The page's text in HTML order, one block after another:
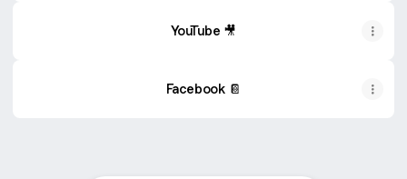
YouTube 🎥
Facebook 📔